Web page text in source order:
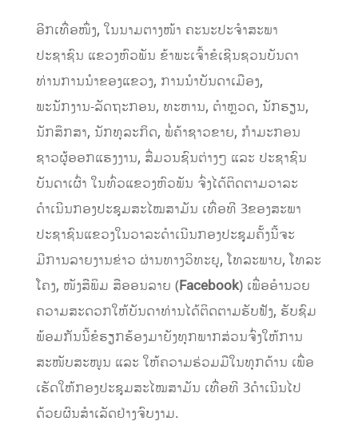
ອີກເທື່ອໜຶ່ງ, ໃນນາມຕາງໜ້າ ຄະນະປະຈຳສະພາ
ປະຊາຊົນ ແຂວງຫົວພັນ ຂ້າພະເຈົ້າຂໍເຊີນຊວນບັນດາ
ທ່ານການນຳຂອງແຂວງ, ການນໍາບັນດາເມືອງ,
ພະນັກງານ-ລັດຖະກອນ, ທະຫານ, ຕຳຫຼວດ, ນັກຮຽນ,
ນັກສຶກສາ, ນັກທຸລະກິດ, ພໍ່ຄ້າຊາວຂາຍ, ກຳມະກອນ
ຊາວຜູ້ອອກແຮງງານ, ສື່ມວນຊົນຕ່າງໆ ແລະ ປະຊາຊົນ
ບັນດາເຜົ່າ ໃນທົ່ວແຂວງຫົວພັນ ຈົ່ງໄດ້ຕິດຕາມວາລະ
ດຳເນີນກອງປະຊຸມສະໄໝສາມັນ ເທື່ອທີ 3ຂອງສະພາ
ປະຊາຊົນແຂວງໃນວາລະດຳເນີນກອງປະຊຸມຄັ້ງນີ້ຈະ
ມີການລາຍງານຂ່າວ ຜ່ານທາງວິທະຍຸ, ໂທລະພາບ, ໂທລະ
ໂຄງ, ໜັງສືພິມ ສືອອນລາຍ (Facebook) ເພື່ອອຳນວຍ
ຄວາມສະດວກໃຫ້ບັນດາທ່ານໄດ້ຕິດຕາມຮັບຟັງ, ຮັບຊົມ
ພ້ອມກັນນີ້ຂໍຮຽກຮ້ອງມາຍັງທຸກພາກສ່ວນຈົ່ງໃຫ້ການ
ສະໜັບສະໜູນ ແລະ ໃຫ້ຄວາມຮ່ວມມືໃນທຸກດ້ານ ເພື່ອ
ເຮັດໃຫ້ກອງປະຊຸມສະໄໝສາມັນ ເທື່ອທີ 3ດຳເນີນໄປ
ດ້ວຍຜົນສຳເລັດຢ່າງຈົບງາມ.